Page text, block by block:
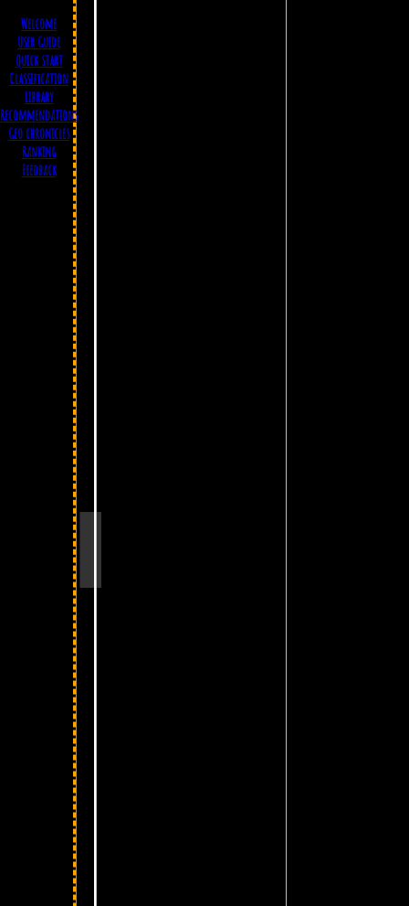
Welcome
User Guide
Quick start
Classification
Library
Recommendations
Geo chronicles
Ranking
Feedback